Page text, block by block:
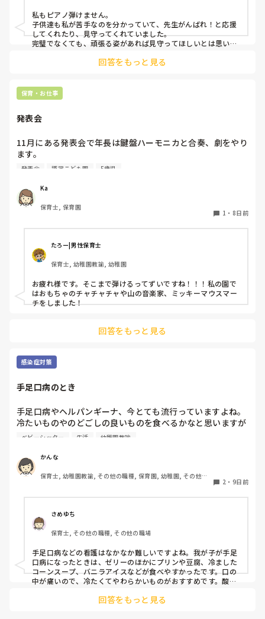
私もピアノ弾けません。
子供達も私が苦手なのを分かっていて、先生がんばれ！と応援
してくれたり、見守ってくれていました。
完璧でなくても、頑張る姿があれば見守ってほしいとは思いま
回答をもっと見る
保育・お仕事
発表会
11月にある発表会で年長は鍵盤ハーモニカと合奏、劇をやり
ます。
鍵盤ハーモニカは年長になった4月から始まり、キラキラ星
になりました。
発表会でオススメの曲ありますか？？
鍵盤ハーモニカは二重奏にしようか迷っています！
発表会 認定こども園 5歳児
Ka
保育士, 保育園
1 ・ 8日前
たろー|男性保育士
保育士, 幼稚園教諭, 幼稚園
お疲れ様です。そこまで弾けるってずいですね！！！私の園で
はおもちゃのチャチャチャや山の音楽家、ミッキーマウスマー
チをしました！
回答をもっと見る
感染症対策
手足口病のとき
手足口病やヘルパンギーナ、今とても流行っていますよね。
冷たいものやのどごしの良いものを食べるかなと思いますが
口内が痛くて食べられない子に、この商品が食べやすかっ
何かありましたら教えてください！
ベビーシッター 生活 幼稚園教諭
かんな
保育士, 幼稚園教諭, その他の職種, 保育園, 幼稚園, その他の
2 ・ 9日前
さめゆち
保育士, その他の職種, その他の職場
手足口病などの看護はなかなか難しいですよね。我が子が手足
口病になったときは、ゼリーのほかにプリンや豆腐、冷ました
コーンスープ、バニラアイスなどが食べやすかったです。口の
中が痛いので、冷たくてやわらかいものがおすすめです。酸味
た。水分も少しずつこまめに摂れると安心ですよ。
回答をもっと見る